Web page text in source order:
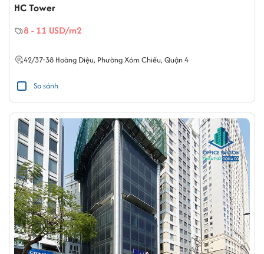
HC Tower
8 - 11 USD/m2
42/37-38 Hoàng Diệu, Phường Xóm Chiếu, Quận 4
So sánh